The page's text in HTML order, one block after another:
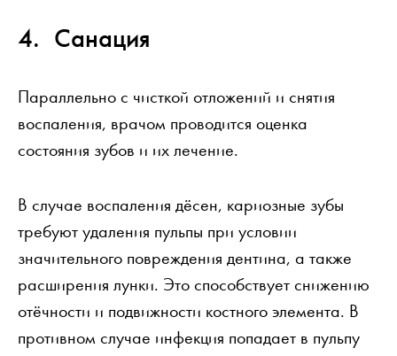
Санация
Параллельно с чисткой отложений и снятия
воспаления, врачом проводится оценка
состояния зубов и их лечение.
В случае воспаления дёсен, кариозные зубы
требуют удаления пульпы при условии
значительного повреждения дентина, а также
расширения лунки. Это способствует снижению
отёчности и подвижности костного элемента. В
противном случае инфекция попадает в пульпу